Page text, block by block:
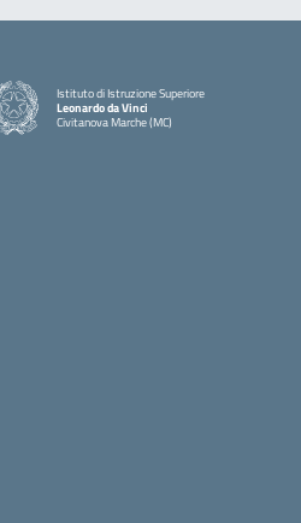
Istituto di Istruzione Superiore
Leonardo da Vinci
Civitanova Marche (MC)